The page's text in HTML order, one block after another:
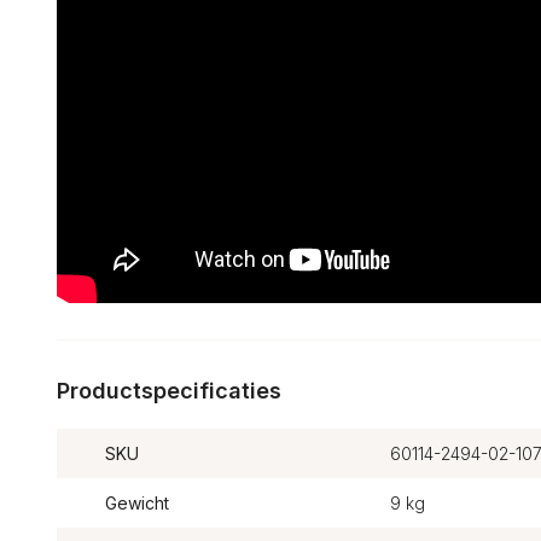
Productspecificaties
SKU 60114-2494-02-
Gewicht 9 kg